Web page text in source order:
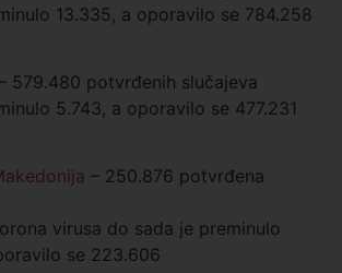
13.335, a oporavilo se 784.258
579.480 potvrđenih slučajeva
5.743, a oporavilo se 477.231
– 250.876 potvrđena
virusa do sada je preminulo
se 223.606